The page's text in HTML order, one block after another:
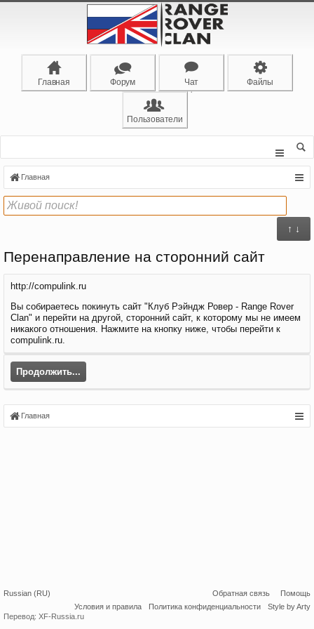
Главная Форум Чат Файлы
Пользователи
Главная
↑ ↓
Перенаправление на сторонний сайт
http://compulink.ru
Вы собираетесь покинуть сайт "Клуб Рэйндж Ровер - Range Rover
Clan" и перейти на другой, сторонний сайт, к которому мы не имеем
никакого отношения. Нажмите на кнопку ниже, чтобы перейти к
compulink.ru.
Продолжить...
Главная
Russian (RU) Обратная связь
Помощь
Условия и правила
Политика конфиденциальности
Style by Arty
Перевод: XF-Russia.ru